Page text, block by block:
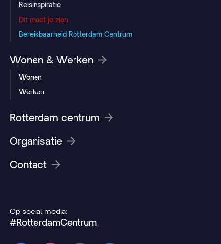
Reisinspiratie
Dit moet je zien
Bereikbaarheid Rotterdam Centrum
Wonen & Werken
Wonen
Werken
Rotterdam centrum
Organisatie
Contact
Op social media:
#RotterdamCentrum